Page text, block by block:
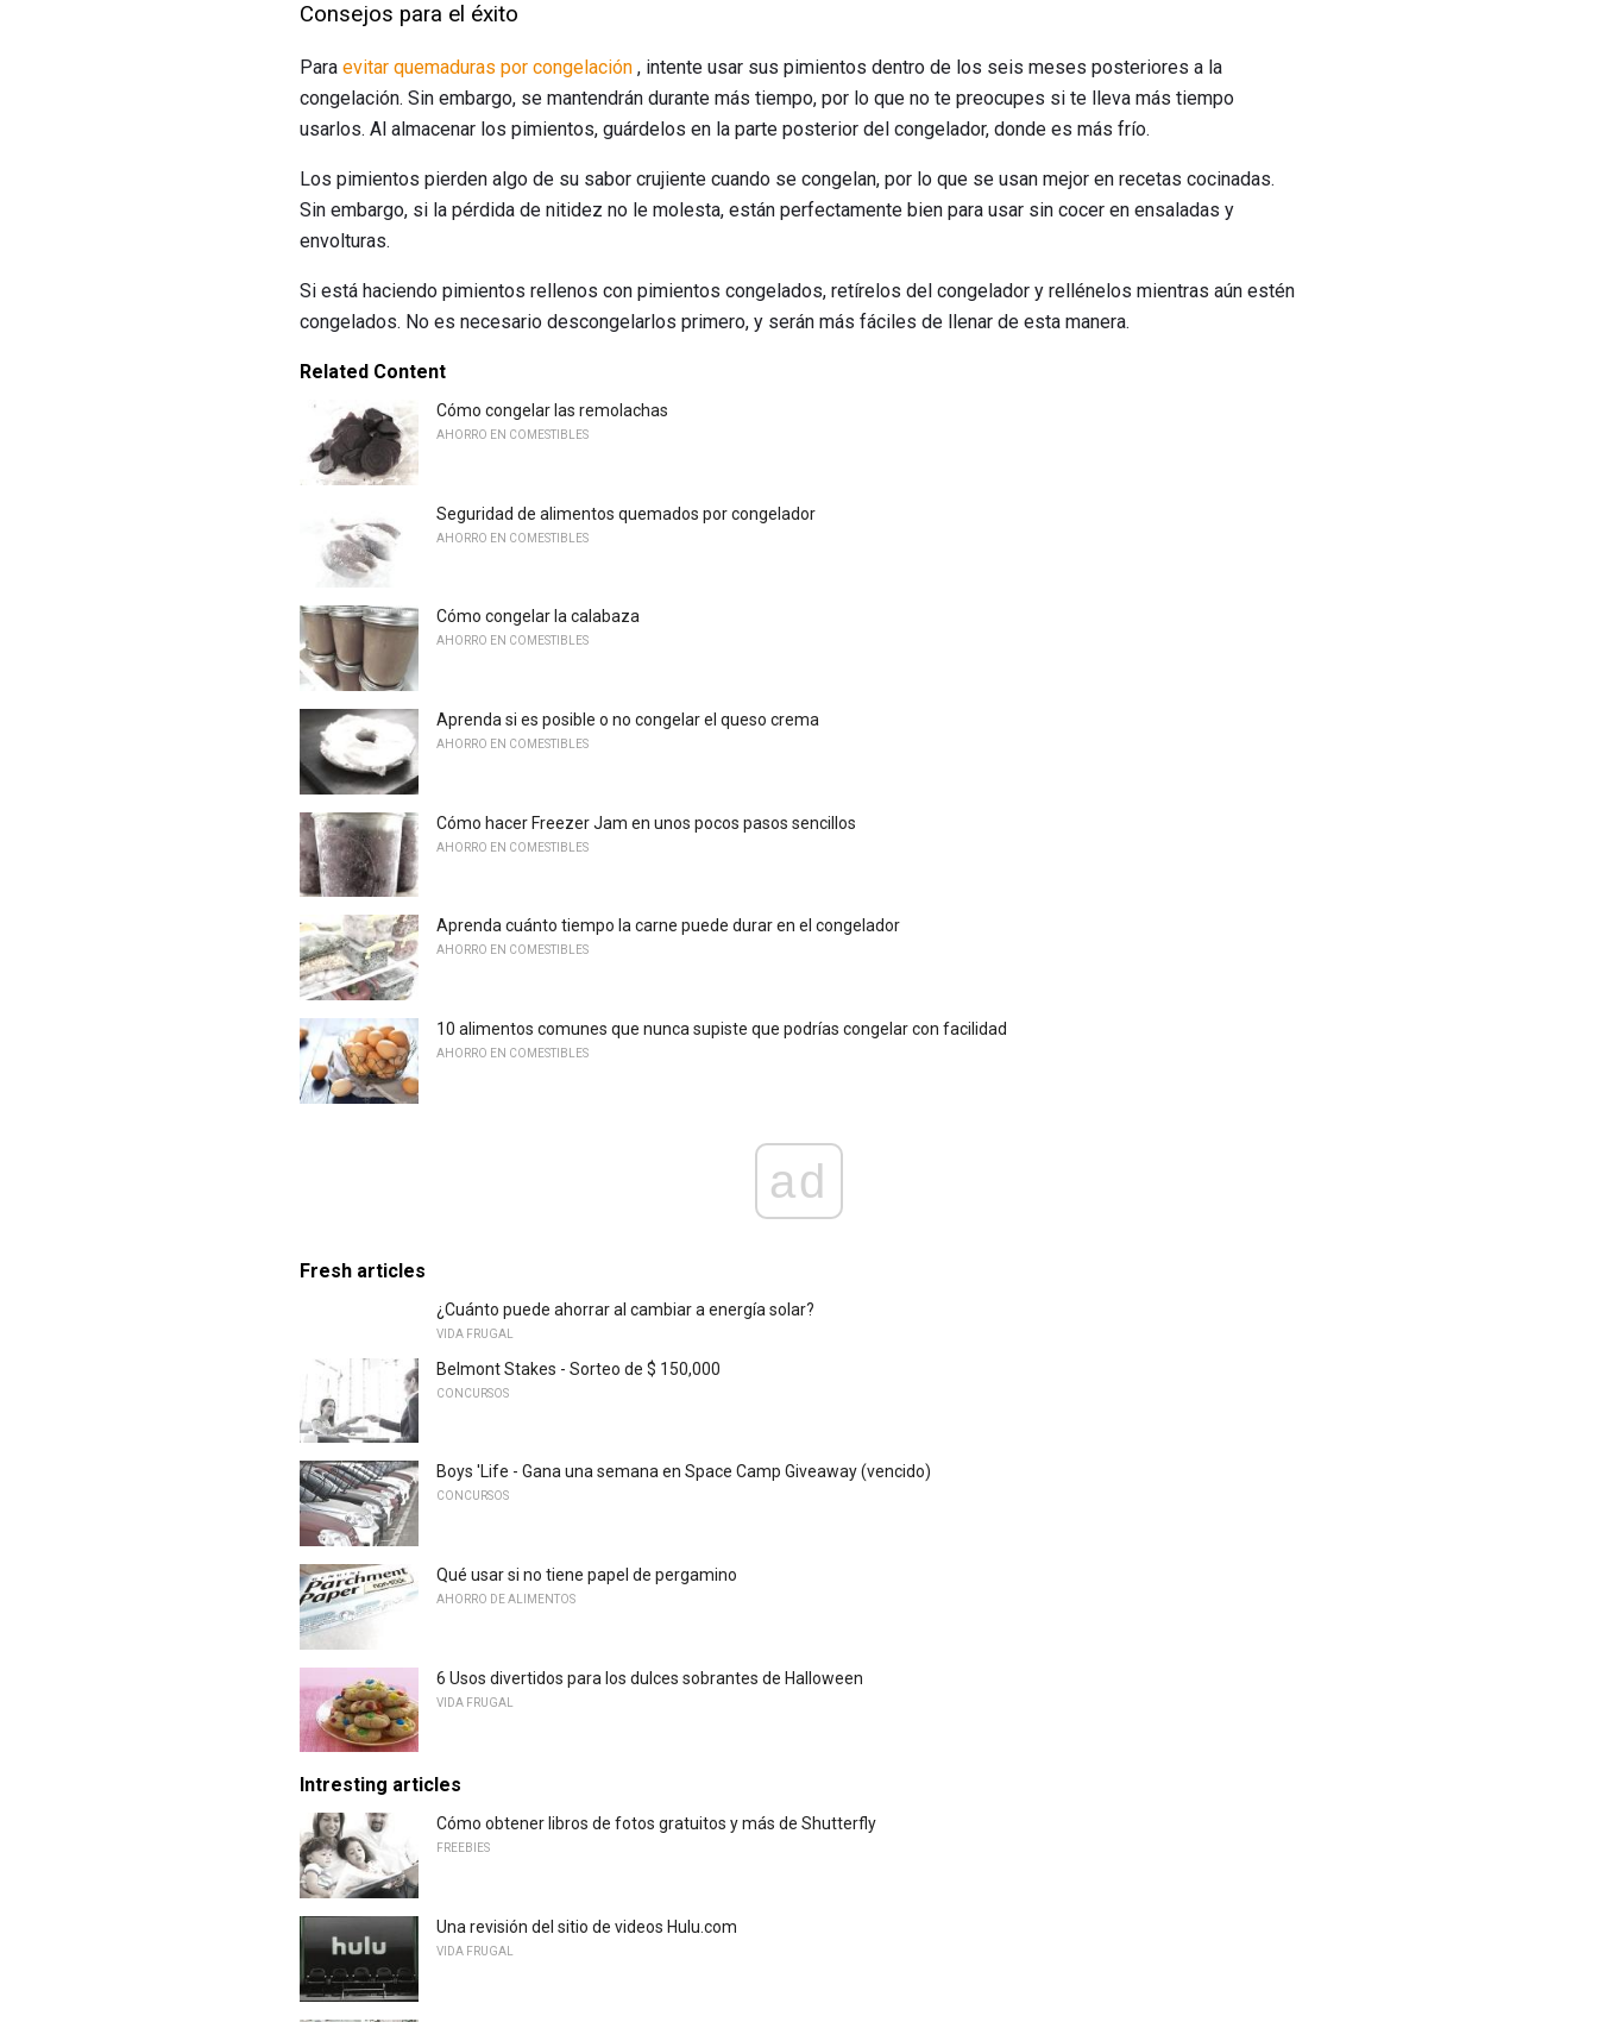
Consejos para el éxito
Para evitar quemaduras por congelación , intente usar sus pimientos dentro de los seis meses posteriores a la
congelación. Sin embargo, se mantendrán durante más tiempo, por lo que no te preocupes si te lleva más tiempo
usarlos. Al almacenar los pimientos, guárdelos en la parte posterior del congelador, donde es más frío.
Los pimientos pierden algo de su sabor crujiente cuando se congelan, por lo que se usan mejor en recetas cocinadas.
Sin embargo, si la pérdida de nitidez no le molesta, están perfectamente bien para usar sin cocer en ensaladas y
envolturas.
Si está haciendo pimientos rellenos con pimientos congelados, retírelos del congelador y rellénelos mientras aún estén
congelados. No es necesario descongelarlos primero, y serán más fáciles de llenar de esta manera.
Related Content
Cómo congelar las remolachas
AHORRO EN COMESTIBLES
Seguridad de alimentos quemados por congelador
AHORRO EN COMESTIBLES
Cómo congelar la calabaza
AHORRO EN COMESTIBLES
Aprenda si es posible o no congelar el queso crema
AHORRO EN COMESTIBLES
Cómo hacer Freezer Jam en unos pocos pasos sencillos
AHORRO EN COMESTIBLES
Aprenda cuánto tiempo la carne puede durar en el congelador
AHORRO EN COMESTIBLES
10 alimentos comunes que nunca supiste que podrías congelar con facilidad
AHORRO EN COMESTIBLES
ad
Fresh articles
¿Cuánto puede ahorrar al cambiar a energía solar?
VIDA FRUGAL
Belmont Stakes - Sorteo de $ 150,000
CONCURSOS
Boys 'Life - Gana una semana en Space Camp Giveaway (vencido)
CONCURSOS
Qué usar si no tiene papel de pergamino
AHORRO DE ALIMENTOS
6 Usos divertidos para los dulces sobrantes de Halloween
VIDA FRUGAL
Intresting articles
Cómo obtener libros de fotos gratuitos y más de Shutterfly
FREEBIES
Una revisión del sitio de videos Hulu.com
VIDA FRUGAL